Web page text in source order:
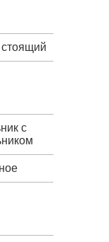
стоящий
с